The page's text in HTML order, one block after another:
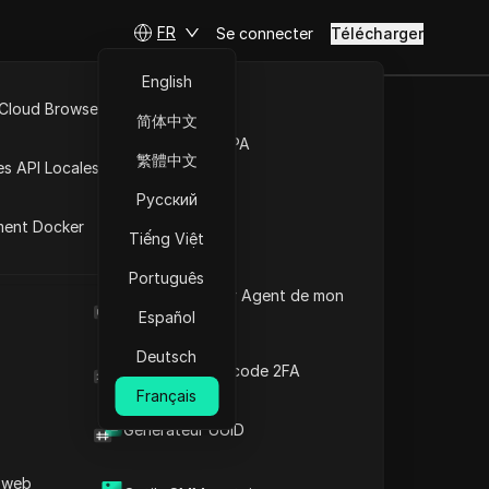
Marché de la RPA
Quel est le User Agent de mon
navigateur
Générateur de code 2FA
Générateur UUID
Browser MCP
API Locales
Docker
FR
English
简体中文
繁體中文
Русский
Tiếng Việt
Português
Español
Deutsch
Français
Se connecter Télécharger
Poser des questions
Ouvrir dans ChatGPT
Poser des questions sur cette page
Ouvrir dans Claude
Poser des questions sur cette page